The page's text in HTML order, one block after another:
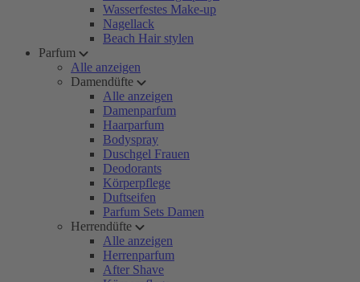
Wasserfestes Make-up
Nagellack
Beach Hair stylen
Parfum
Alle anzeigen
Damendüfte
Alle anzeigen
Damenparfum
Haarparfum
Bodyspray
Duschgel Frauen
Deodorants
Körperpflege
Duftseifen
Parfum Sets Damen
Herrendüfte
Alle anzeigen
Herrenparfum
After Shave